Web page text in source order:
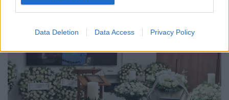
Data Deletion Data Access Privacy Policy